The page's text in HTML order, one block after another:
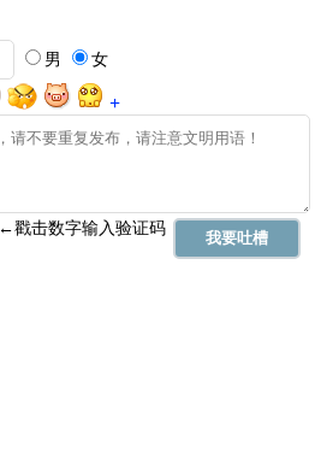
男 女
+
←戳击数字输入验证码